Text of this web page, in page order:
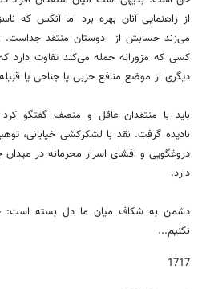
از راهنمایی آنان بهره برد اما آنکس که
می‌زند حسابش از دوستان منتقد جداست. و
کسی که مزورانه حمله می‌کند تفاوت
دیگری از موضع منافع حزبی یا جناحی یا
باید با منتقدان عاقل و منصف گفتگو کرد
نادیده گرفت. نقد با لشکرکشی خیابانی،
دروغگویی و افشای اسرار محرمانه در
دارد.
دشمن به شکاف میان ما دل بسته است:
نکنیم...
1717